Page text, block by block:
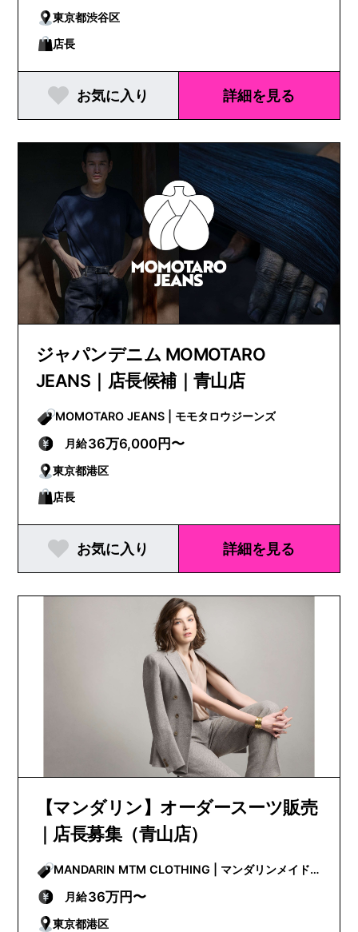
東京都渋谷区
店長
お気に入り 詳細を見る
ジャパンデニム MOMOTARO
JEANS｜店長候補｜青山店
MOMOTARO JEANS | モモタロウジーンズ
月給36万6,000円〜
東京都港区
店長
お気に入り 詳細を見る
【マンダリン】オーダースーツ販売
｜店長募集（青山店）
MANDARIN MTM CLOTHING | マンダリンメイド
トゥメジャークロージング
月給36万円〜
東京都港区